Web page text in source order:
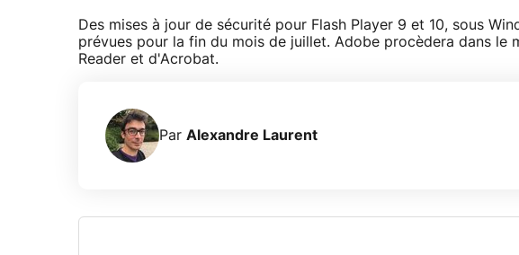
Des mises à jour de sécurité pour Flash Player 9 et 10, sous
prévues pour la fin du mois de juillet. Adobe procèdera dans le
Reader et d'Acrobat.
Par Alexandre Laurent